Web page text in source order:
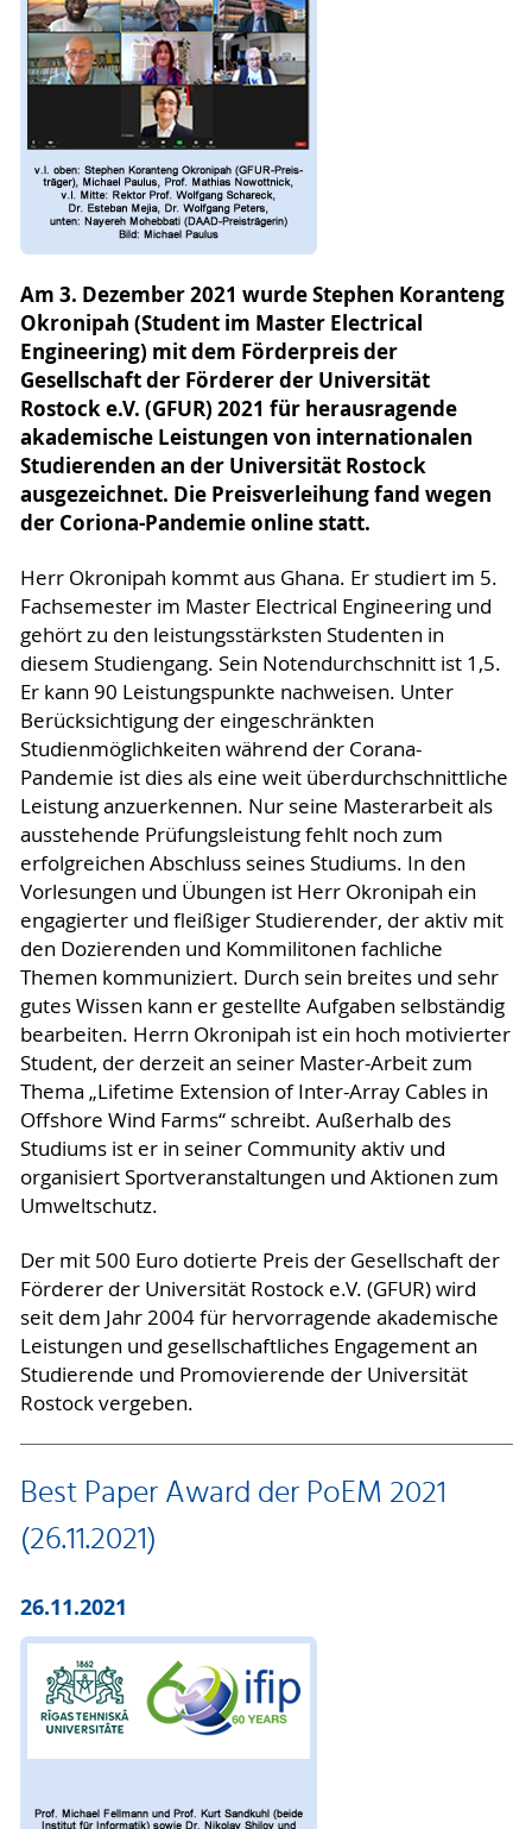
Am 3. Dezember 2021 wurde Stephen Koranteng
Okronipah (Student im Master Electrical
Engineering) mit dem Förderpreis der
Gesellschaft der Förderer der Universität
Rostock e.V. (GFUR) 2021 für herausragende
akademische Leistungen von internationalen
Studierenden an der Universität Rostock
ausgezeichnet. Die Preisverleihung fand wegen
der Coriona-Pandemie online statt.
Herr Okronipah kommt aus Ghana. Er studiert im 5.
Fachsemester im Master Electrical Engineering und
gehört zu den leistungsstärksten Studenten in
diesem Studiengang. Sein Notendurchschnitt ist 1,5.
Er kann 90 Leistungspunkte nachweisen. Unter
Berücksichtigung der eingeschränkten
Studienmöglichkeiten während der Corana-
Pandemie ist dies als eine weit überdurchschnittliche
Leistung anzuerkennen. Nur seine Masterarbeit als
ausstehende Prüfungsleistung fehlt noch zum
erfolgreichen Abschluss seines Studiums. In den
Vorlesungen und Übungen ist Herr Okronipah ein
engagierter und fleißiger Studierender, der aktiv mit
den Dozierenden und Kommilitonen fachliche
Themen kommuniziert. Durch sein breites und sehr
gutes Wissen kann er gestellte Aufgaben selbständig
bearbeiten. Herrn Okronipah ist ein hoch motivierter
Student, der derzeit an seiner Master-Arbeit zum
Thema „Lifetime Extension of Inter-Array Cables in
Offshore Wind Farms“ schreibt. Außerhalb des
Studiums ist er in seiner Community aktiv und
organisiert Sportveranstaltungen und Aktionen zum
Umweltschutz.
Der mit 500 Euro dotierte Preis der Gesellschaft der
Förderer der Universität Rostock e.V. (GFUR) wird
seit dem Jahr 2004 für hervorragende akademische
Leistungen und gesellschaftliches Engagement an
Studierende und Promovierende der Universität
Rostock vergeben.
Best Paper Award der PoEM 2021
(26.11.2021)
26.11.2021